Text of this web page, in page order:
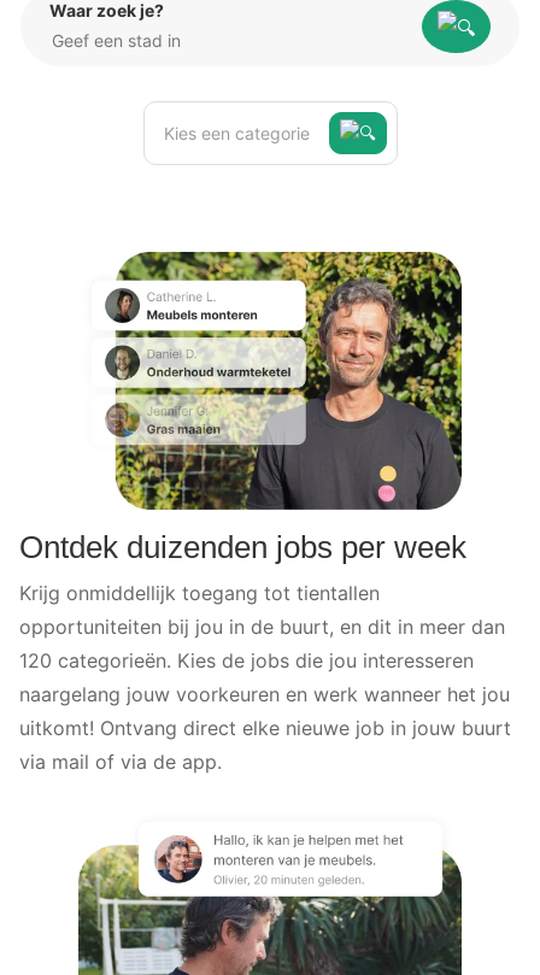
Waar zoek je?
Kies een categorie
Ontdek duizenden jobs per week
Krijg onmiddellijk toegang tot tientallen
opportuniteiten bij jou in de buurt, en dit in meer dan
120 categorieën. Kies de jobs die jou interesseren
naargelang jouw voorkeuren en werk wanneer het jou
uitkomt! Ontvang direct elke nieuwe job in jouw buurt
via mail of via de app.